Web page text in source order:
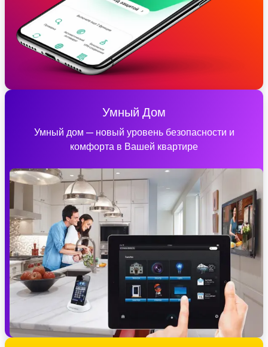
Умный Дом
Умный дом — новый уровень безопасности и
комфорта в Вашей квартире